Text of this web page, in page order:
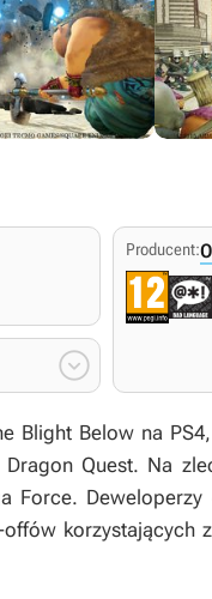

Producent:
Blight Below na
Dragon Quest. Na
Force.
korzystających